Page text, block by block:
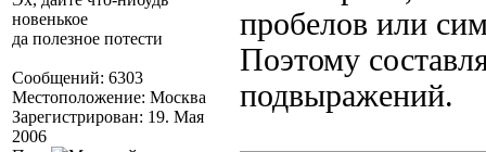
новенькое
да полезное потести
Сообщений: 6303
Местоположение: Москва
Зарегистрирован: 19. Мая
2006
пробелов или
Поэтому
подвыражений.